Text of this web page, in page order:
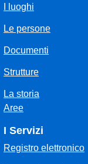
I luoghi
Le persone
Documenti
Strutture
La storia
Aree
I Servizi
Registro elettronico